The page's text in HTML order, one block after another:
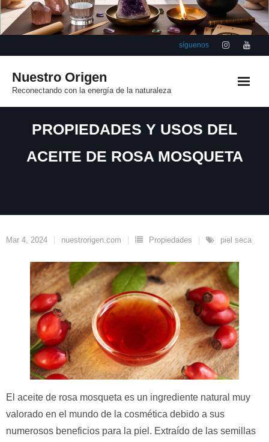
Saltar
síguenos
Nuestro Origen
Reconectando con la energía de la naturaleza
PROPIEDADES Y USOS DEL
ACEITE DE ROSA MOSQUETA
Mar 4, 2024 nuestrorigen.com Propiedades piel seca
El aceite de rosa mosqueta es un ingrediente natural muy
valorado en el mundo de la cosmética debido a sus
numerosos beneficios para la piel. Extraído de las semillas